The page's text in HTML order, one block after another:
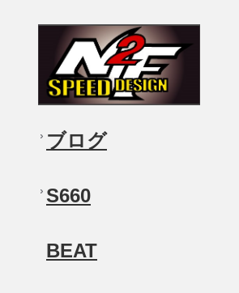
ブログ
S660
BEAT